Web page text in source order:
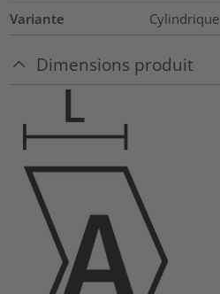
Variante
Cylindrique
Dimensions produit